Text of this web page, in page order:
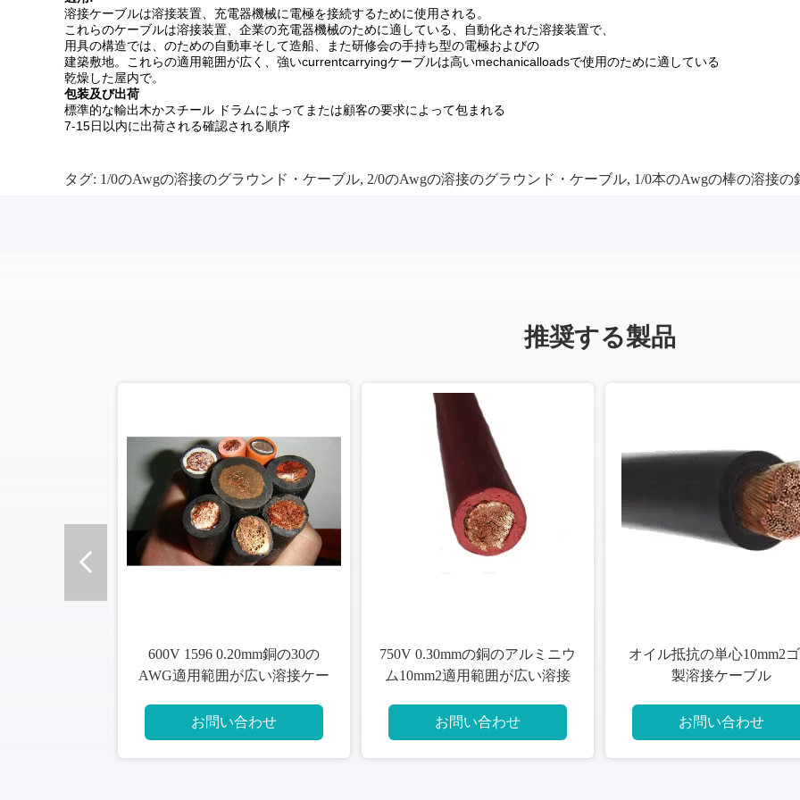
溶接ケーブルは溶接装置、充電器機械に電極を接続するために使用される。
これらのケーブルは溶接装置、企業の充電器機械のために適している、自動化された溶接装置で、
用具の構造では、のための自動車そして造船、また研修会の手持ち型の電極およびの
建築敷地。これらの適用範囲が広く、強いcurrentcarryingケーブルは高いmechanicalloadsで使用のために適している
乾燥した屋内で。
包装及び出荷
標準的な輸出木かスチール ドラムによってまたは顧客の要求によって包まれる
7-15日以内に出荷される確認される順序
タグ: 1/0のAwgの溶接のグラウンド・ケーブル, 2/0のAwgの溶接のグラウンド・ケーブル, 1/0本のAwgの棒の溶接の
推奨する製品
ル抵抗の単心10mm2ゴム
NZS 3191単心10mm2 450vの適
用範囲が広い溶接ケーブル
黒いEPRの絶縁材120mm2の電
気溶接ケーブル
お問い合わせ